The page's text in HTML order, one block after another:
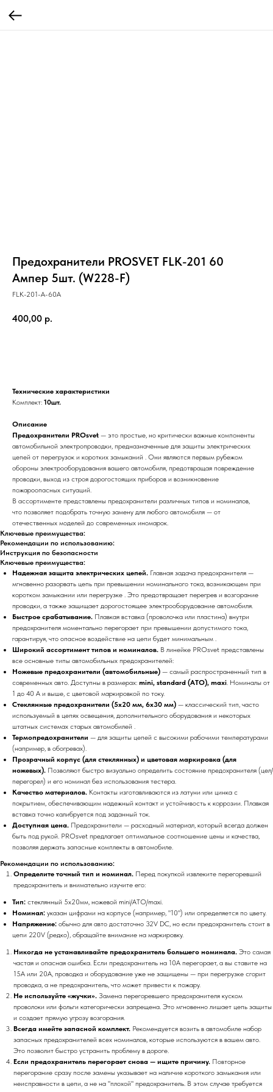
Предохранители PROSVET FLK-201 60
Ампер 5шт. (W228-F)
FLK-201-A-60A
400,00 р.
Технические характеристики
Комплект: 10шт.
Описание
Предохранители PROsvet — это простые, но критически важные компоненты
автомобильной электропроводки, предназначенные для защиты электрических
цепей от перегрузок и коротких замыканий . Они являются первым рубежом
обороны электрооборудования вашего автомобиля, предотвращая повреждение
проводки, выход из строя дорогостоящих приборов и возникновение
пожароопасных ситуаций.
В ассортименте представлены предохранители различных типов и номиналов,
что позволяет подобрать точную замену для любого автомобиля — от
отечественных моделей до современных иномарок.
Ключевые преимущества:
Рекомендации по использованию:
Инструкция по безопасности
Ключевые преимущества:
Надежная защита электрических цепей. Главная задача предохранителя —
мгновенно разорвать цепь при превышении номинального тока, возникающем при
коротком замыкании или перегрузке . Это предотвращает перегрев и возгорание
проводки, а также защищает дорогостоящее электрооборудование автомобиля.
Быстрое срабатывание. Плавкая вставка (проволочка или пластина) внутри
предохранителя моментально перегорает при превышении допустимого тока,
гарантируя, что опасное воздействие на цепи будет минимальным .
Широкий ассортимент типов и номиналов. В линейке PROsvet представлены
все основные типы автомобильных предохранителей:
Ножевые предохранители (автомобильные) — самый распространенный тип в
современных авто. Доступны в размерах: mini, standard (ATO), maxi. Номиналы от
1 до 40 А и выше, с цветовой маркировкой по току.
Стеклянные предохранители (5x20 мм, 6x30 мм) — классический тип, часто
используемый в цепях освещения, дополнительного оборудования и некоторых
штатных системах старых автомобилей .
Термопредохранители — для защиты цепей с высокими рабочими температурами
(например, в обогревах).
Прозрачный корпус (для стеклянных) и цветовая маркировка (для
ножевых). Позволяют быстро визуально определить состояние предохранителя (цел/
перегорел) и его номинал без использования тестера.
Качество материалов. Контакты изготавливаются из латуни или цинка с
покрытием, обеспечивающим надежный контакт и устойчивость к коррозии. Плавкая
вставка точно калибруется под заданный ток.
Доступная цена. Предохранители — расходный материал, который всегда должен
быть под рукой. PROsvet предлагает оптимальное соотношение цены и качества,
позволяя держать запасные комплекты в автомобиле.
Рекомендации по использованию:
Определите точный тип и номинал. Перед покупкой извлеките перегоревший
предохранитель и внимательно изучите его:
Тип: стеклянный 5x20мм, ножевой mini/ATO/maxi.
Номинал: указан цифрами на корпусе (например, "10") или определяется по цвету.
Напряжение: обычно для авто достаточно 32V DC, но если предохранитель стоит в
цепи 220V (редко), обращайте внимание на маркировку.
Никогда не устанавливайте предохранитель большего номинала. Это самая
частая и опасная ошибка. Если предохранитель на 10А перегорает, а вы ставите на
15А или 20А, проводка и оборудование уже не защищены — при перегрузке сгорит
проводка, а не предохранитель, что может привести к пожару.
Не используйте «жучки». Замена перегоревшего предохранителя куском
проволоки или фольги категорически запрещена. Это мгновенно лишает цепь защиты
и создает прямую угрозу возгорания.
Всегда имейте запасной комплект. Рекомендуется возить в автомобиле набор
запасных предохранителей всех номиналов, которые используются в вашем авто.
Это позволит быстро устранить проблему в дороге.
Если предохранитель перегорает снова — ищите причину. Повторное
перегорание сразу после замены указывает на наличие короткого замыкания или
неисправности в цепи, а не на "плохой" предохранитель. В этом случае требуется